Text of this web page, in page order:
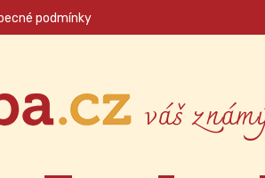
podmínky
váš